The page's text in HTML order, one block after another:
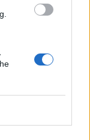
Πολιτικής
των ΟΤΑ